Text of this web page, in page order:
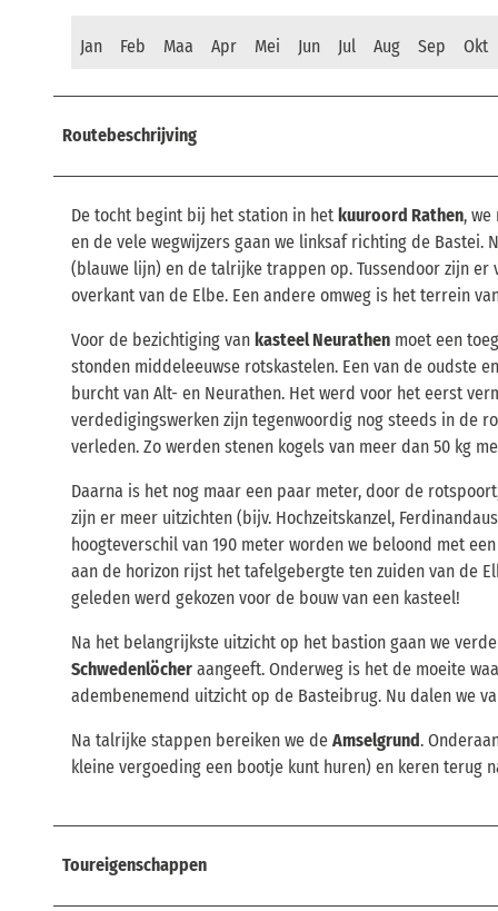
Jan Feb Maa Apr Mei Jun Jul Aug Sep Okt
Routebeschrijving
De tocht begint bij het station in het kuuroord Rathen, we
en de vele wegwijzers gaan we linksaf richting de
(blauwe lijn) en de talrijke trappen op. Tussendoor zijn
overkant van de Elbe. Een andere omweg is het terrein
Voor de bezichtiging van kasteel Neurathen moet een
stonden middeleeuwse rotskastelen. Een van de oudste
burcht van Alt- en Neurathen. Het werd voor het eerst
verdedigingswerken zijn tegenwoordig nog steeds in de
verleden. Zo werden stenen kogels van meer dan 50 kg
Daarna is het nog maar een paar meter, door de
zijn er meer uitzichten (bijv. Hochzeitskanzel,
hoogteverschil van 190 meter worden we beloond met
aan de horizon rijst het tafelgebergte ten zuiden van de
geleden werd gekozen voor de bouw van een kasteel!
Na het belangrijkste uitzicht op het bastion gaan we
Schwedenlöcher aangeeft. Onderweg is het de moeite
adembenemend uitzicht op de Basteibrug. Nu dalen we
Na talrijke stappen bereiken we de Amselgrund.
kleine vergoeding een bootje kunt huren) en keren terug
Toureigenschappen